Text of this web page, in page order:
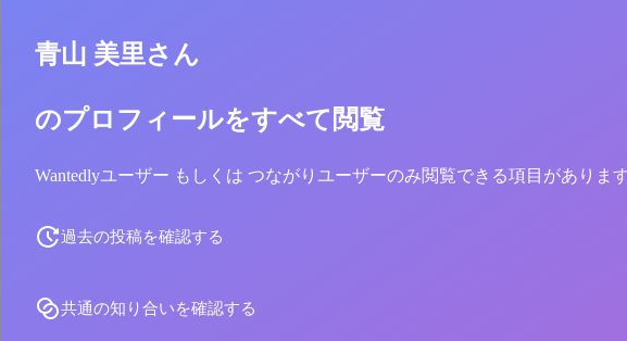
青山 美里さん
のプロフィールをすべて閲覧
Wantedlyユーザー もしくは つながりユーザーのみ閲覧できる項目がありま
過去の投稿を確認する
共通の知り合いを確認する